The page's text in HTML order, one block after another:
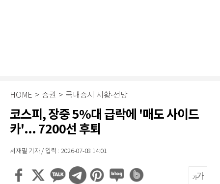
HOME > 증권 > 국내증시 시황·전망
코스피, 장중 5%대 급락에 '매도 사이드
카'... 7200선 후퇴
서재필 기자 / 입력 : 2026-07-08 14:01